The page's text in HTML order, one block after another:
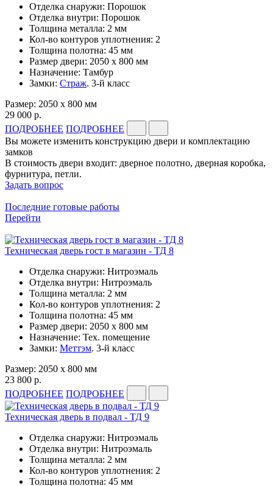
Отделка снаружи: Порошок
Отделка внутри: Порошок
Толщина металла: 2 мм
Кол-во контуров уплотнения: 2
Толщина полотна: 45 мм
Размер двери: 2050 x 800 мм
Назначение: Тамбур
Замки: Страж. 3-й класс
Размер: 2050 x 800 мм
29 000 р.
ПОДРОБНЕЕ ПОДРОБНЕЕ
Вы можете изменить конструкцию двери и комплектацию
замков
В стоимость двери входит: дверное полотно, дверная коробка,
фурнитура, петли.
Задать вопрос
Последние готовые работы
Перейти
Техническая дверь гост в магазин - ТД 8
Отделка снаружи: Нитроэмаль
Отделка внутри: Нитроэмаль
Толщина металла: 2 мм
Кол-во контуров уплотнения: 2
Толщина полотна: 45 мм
Размер двери: 2050 x 800 мм
Назначение: Тех. помещение
Замки: Меттэм. 3-й класс
Размер: 2050 x 800 мм
23 800 р.
ПОДРОБНЕЕ ПОДРОБНЕЕ
Техническая дверь в подвал - ТД 9
Отделка снаружи: Нитроэмаль
Отделка внутри: Нитроэмаль
Толщина металла: 2 мм
Кол-во контуров уплотнения: 2
Толщина полотна: 45 мм